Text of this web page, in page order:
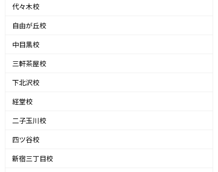
代々木校
自由が丘校
中目黒校
三軒茶屋校
下北沢校
経堂校
二子玉川校
四ツ谷校
新宿三丁目校